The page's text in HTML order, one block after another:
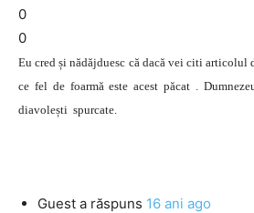
0
0
Eu cred și nădăjduesc că dacă vei citi articolul
ce fel de foarmă este acest păcat .
diavolești spurcate.
Guest a răspuns 16 ani ago